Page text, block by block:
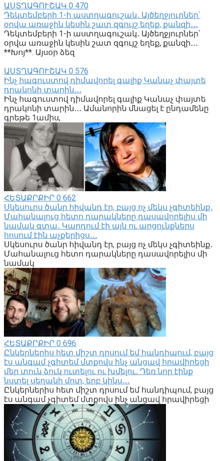
ԱՍՏՂԱԳՈՒՇԱԿ 0 470
Դեկտեմբերի 1-ի աստղագուշակ․ Այծեղջյուրներ՝
օրվա առաջին կեսին շատ զգույշ եղեք, քանզի․․․
Դեկտեմբերի 1-ի աստղագուշակ․ Այծեղջյուրներ՝
օրվա առաջին կեսին շատ զգույշ եղեք, քանզի․․․
**Խոյ**. Այսօր ձեզ
ԱՍՏՂԱԳՈՒՇԱԿ 0 576
Ինչ հագուստով դիմավորել գալիք Կանաչ փայտե
դրակոնի տարին․․․
Ինչ հագուստով դիմավորել գալիք Կանաչ փայտե
դրակոնի տարին․․․ Ամանորին մնացել է ընդամենը
գրեթե 1ամիս,
ՀԵՏԱՔՐՔԻՐ 0 662
Սկեսուրս ծանր հիվանդ էր, բայց ոչ մեկս չգիտեինք․
Մահանալուց հետո դարակները դասավորելիս մի
նամակ գտա․ Կարդում էի այն ու արցունքներս
հոսում էին աչքերիցս․․․
Սկեսուրս ծանր հիվանդ էր, բայց ոչ մեկս չգիտեինք․
Մահանալուց հետո դարակները դասավորելիս մի
նամակ
ՀԵՏԱՔՐՔԻՐ 0 696
Ընկերներիս հետ միշտ դրսում եմ հանդիպում, բայց
էս անգամ չգիտեմ մտքովս ինչ անցավ հրավիրեցի
մեր տուն ձուկ ուտելու ու խմելու․ Դեռ նոր էինք
նստել սեղանի մոտ, երբ կինս․․․
Ընկերներիս հետ միշտ դրսում եմ հանդիպում, բայց
էս անգամ չգիտեմ մտքովս ինչ անցավ հրավիրեցի